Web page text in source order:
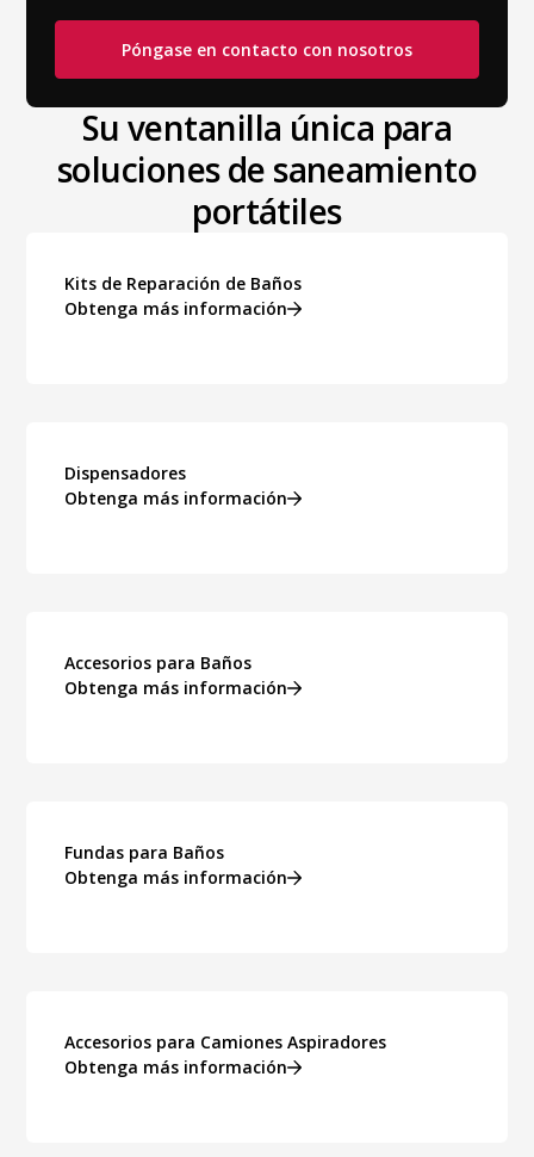
Póngase en contacto con nosotros
Su ventanilla única para
soluciones de saneamiento
portátiles
Kits de Reparación de Baños
Obtenga más información
Dispensadores
Obtenga más información
Accesorios para Baños
Obtenga más información
Fundas para Baños
Obtenga más información
Accesorios para Camiones Aspiradores
Obtenga más información